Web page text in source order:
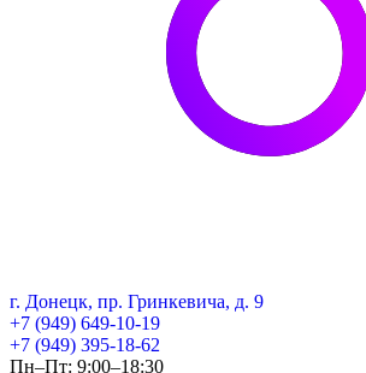
г. Донецк, пр. Гринкевича, д. 9
+7 (949) 649-10-19
+7 (949) 395-18-62
Пн–Пт: 9:00–18:30